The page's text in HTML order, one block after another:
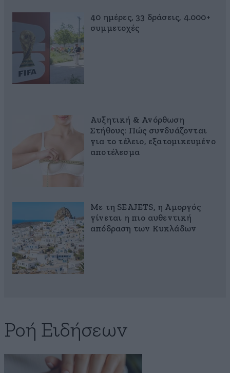
40 ημέρες, 33 δράσεις, 4.000+
συμμετοχές
Αυξητική & Ανόρθωση
Στήθους: Πώς συνδυάζονται
για το τέλειο, εξατομικευμένο
αποτέλεσμα
Με τη SEAJETS, η Αμοργός
γίνεται η πιο αυθεντική
απόδραση των Κυκλάδων
Ροή Ειδήσεων